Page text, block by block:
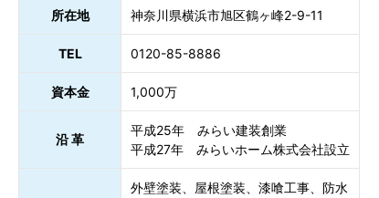
所在地 神奈川県横浜市旭区鶴ヶ峰2-9-11
TEL 0120-85-8886
資本金 1,000万
沿 革
平成25年 みらい建装創業
平成27年 みらいホーム株式会社設立
外壁塗装、屋根塗装、漆喰工事、防水